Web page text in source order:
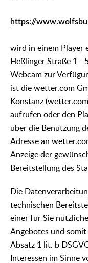
https://
wird in einem Player
Heßlinger Straße 1 -
Webcam zur
ist die wetter.com
Konstanz
aufrufen oder den
über die Benutzung
Adresse an
Anzeige der
Bereitstellung des
Die
technischen
einer für Sie
Angebotes und
Absatz 1 lit. b
Interessen im Sinne